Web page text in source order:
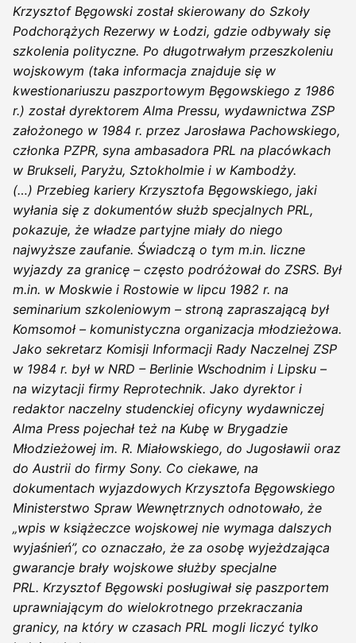
Krzysztof Bęgowski został skierowany do Szkoły
Podchorążych Rezerwy w Łodzi, gdzie odbywały się
szkolenia polityczne. Po długotrwałym przeszkoleniu
wojskowym (taka informacja znajduje się w
kwestionariuszu paszportowym Bęgowskiego z 1986
r.) został dyrektorem Alma Pressu, wydawnictwa ZSP
założonego w 1984 r. przez Jarosława Pachowskiego,
członka PZPR, syna ambasadora PRL na placówkach
w Brukseli, Paryżu, Sztokholmie i w Kambodży.
(…) Przebieg kariery Krzysztofa Bęgowskiego, jaki
wyłania się z dokumentów służb specjalnych PRL,
pokazuje, że władze partyjne miały do niego
najwyższe zaufanie. Świadczą o tym m.in. liczne
wyjazdy za granicę – często podróżował do ZSRS. Był
m.in. w Moskwie i Rostowie w lipcu 1982 r. na
seminarium szkoleniowym – stroną zapraszającą był
Komsomoł – komunistyczna organizacja młodzieżowa.
Jako sekretarz Komisji Informacji Rady Naczelnej ZSP
w 1984 r. był w NRD – Berlinie Wschodnim i Lipsku –
na wizytacji firmy Reprotechnik. Jako dyrektor i
redaktor naczelny studenckiej oficyny wydawniczej
Alma Press pojechał też na Kubę w Brygadzie
Młodzieżowej im. R. Miałowskiego, do Jugosławii oraz
do Austrii do firmy Sony. Co ciekawe, na
dokumentach wyjazdowych Krzysztofa Bęgowskiego
Ministerstwo Spraw Wewnętrznych odnotowało, że
„wpis w książeczce wojskowej nie wymaga dalszych
wyjaśnień”, co oznaczało, że za osobę wyjeżdzająca
gwarancje brały wojskowe służby specjalne
PRL. Krzysztof Bęgowski posługiwał się paszportem
uprawniającym do wielokrotnego przekraczania
granicy, na który w czasach PRL mogli liczyć tylko